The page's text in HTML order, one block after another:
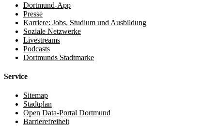
Dortmund-App
Presse
Karriere: Jobs, Studium und Ausbildung
Soziale Netzwerke
Livestreams
Podcasts
Dortmunds Stadtmarke
Service
Sitemap
Stadtplan
Open Data-Portal Dortmund
Barrierefreiheit